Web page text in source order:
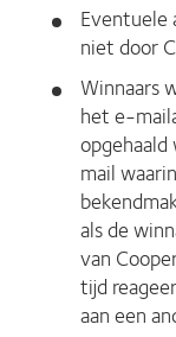
Eventuele
niet door
Winnaars
het e-
mail
als de
van
tijd
aan een